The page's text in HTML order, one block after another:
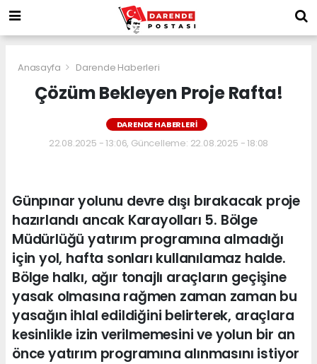
Anasayfa Darende Haberleri
Çözüm Bekleyen Proje Rafta!
DARENDE HABERLERI
22.08.2025 - 13:06, Güncelleme: 22.08.2025 - 18:08
Günpınar yolunu devre dışı bırakacak proje
hazırlandı ancak Karayolları 5. Bölge
Müdürlüğü yatırım programına almadığı
için yol, hafta sonları kullanılamaz halde.
Bölge halkı, ağır tonajlı araçların geçişine
yasak olmasına rağmen zaman zaman bu
yasağın ihlal edildiğini belirterek, araçlara
kesinlikle izin verilmemesini ve yolun bir an
önce yatırım programına alınmasını istiyor